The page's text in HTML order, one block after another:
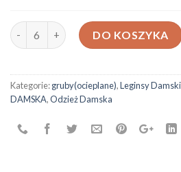
ilość Leginsy damskie 95519DO KOSZYKA
Kategorie:gruby(ocieplane),Leginsy
DAMSKA,Odzież Damska